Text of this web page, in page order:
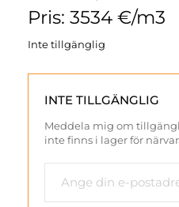
Pris: 3534 €/m3
Inte tillgänglig
INTE TILLGÄNGLIG
Meddela mig om
inte finns i lager för